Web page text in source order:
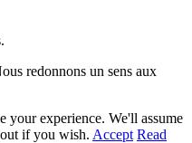
redonnons un sens aux
your experience. We'll assume
if you wish. Accept Read